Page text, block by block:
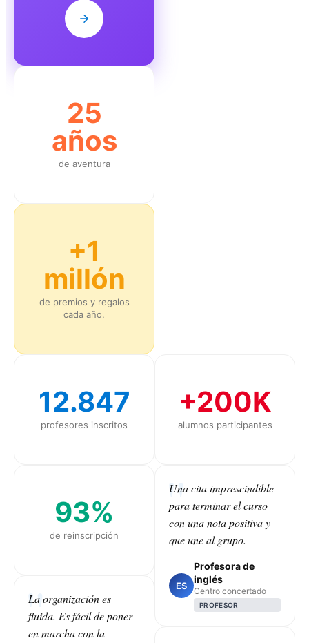
25
años
de aventura
+1
millón
de premios y regalos
cada año.
12.847
profesores inscritos
93%
de reinscripción
La organización es
fluida. Es fácil de poner
en marcha con la
+200K
alumnos participantes
Una cita imprescindible
para terminar el curso
con una nota positiva y
que une al grupo.
ES
Profesora de
inglés
Centro concertado
PROFESOR